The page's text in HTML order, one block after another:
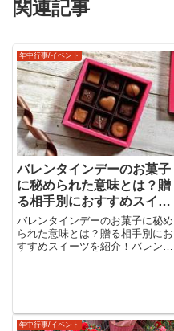
関連記事
年中行事/イベント
バレンタインデーのお菓子
に秘められた意味とは？贈
る相手別におすすめスイー
ツを紹介！
バレンタインデーのお菓子に秘め
られた意味とは？贈る相手別にお
すすめスイーツを紹介！バレンタ
ね。実は、バレンタインのお菓子
に...
年中行事/イベント